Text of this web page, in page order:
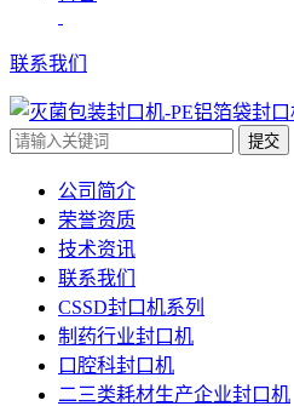
联系我们
提交
公司简介
荣誉资质
技术资讯
联系我们
CSSD封口机系列
制药行业封口机
口腔科封口机
二三类耗材生产企业封口机